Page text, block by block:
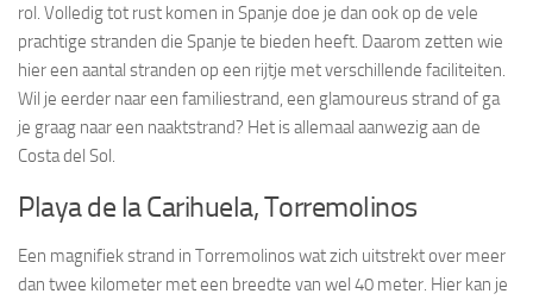
rol. Volledig tot rust komen in Spanje doe je dan ook op de vele
prachtige stranden die Spanje te bieden heeft. Daarom zetten wie
hier een aantal stranden op een rijtje met verschillende faciliteiten.
Wil je eerder naar een familiestrand, een glamoureus strand of ga
je graag naar een naaktstrand? Het is allemaal aanwezig aan de
Costa del Sol.
Playa de la Carihuela, Torremolinos
Een magnifiek strand in Torremolinos wat zich uitstrekt over meer
dan twee kilometer met een breedte van wel 40 meter. Hier kan je